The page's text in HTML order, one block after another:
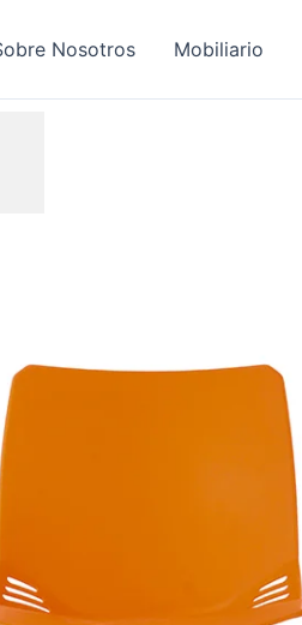
Nosotros Mobiliario